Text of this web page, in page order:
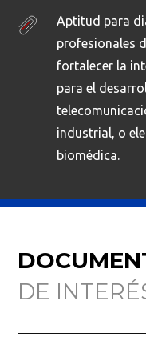
Aptitud para
profesionales
fortalecer la
para el
industrial, o
biomédica.
DE